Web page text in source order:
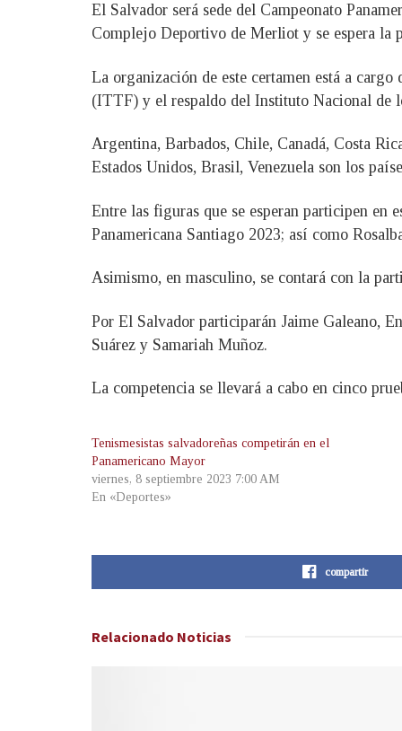
El Salvador será sede del Campeonato
Complejo Deportivo de Merliot y se espera la
La organización de este certamen está a
(ITTF) y el respaldo del Instituto Nacional de
Argentina, Barbados, Chile, Canadá, Costa
Estados Unidos, Brasil, Venezuela son los
Entre las figuras que se esperan participen en
Panamericana Santiago 2023; así como
Asimismo, en masculino, se contará con la
Por El Salvador participarán Jaime Galeano,
Suárez y Samariah Muñoz.
La competencia se llevará a cabo en cinco
Tenismesistas salvadoreñas competirán en el
Panamericano Mayor
viernes, 8 septiembre 2023 7:00 AM
En «Deportes»
compartir
Relacionado Noticias